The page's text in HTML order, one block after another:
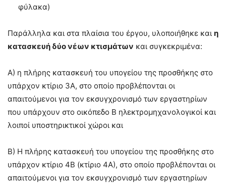
φύλακα)
Παράλληλα και στα πλαίσια του έργου, υλοποιήθηκε και η
κατασκευή δύο νέων κτισμάτων και συγκεκριμένα:
Α) η πλήρης κατασκευή του υπογείου της προσθήκης στο
υπάρχον κτίριο 3Α, στο οποίο προβλέπονται οι
απαιτούμενοι για τον εκσυγχρονισμό των εργαστηρίων
που υπάρχουν στο οικόπεδο Β ηλεκτρομηχανολογικοί και
λοιποί υποστηρικτικοί χώροι και
Β) Η πλήρης κατασκευή του υπογείου της προσθήκης στο
υπάρχον κτίριο 4Β (κτίριο 4Α), στο οποίο προβλέπονται οι
απαιτούμενοι για τον εκσυγχρονισμό των εργαστηρίων